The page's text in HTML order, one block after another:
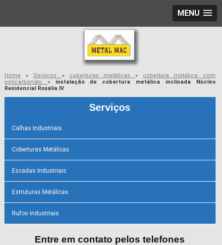
MENU
Home » Serviços » coberturas metálicas» cobertura metálica com
policarbonato »
instalação de cobertura metálica inclinada Núcleo
Residencial Rosália IV
Serviços
Calhas Industriais
Coberturas Metálicas
Escadas Industriais
Estruturas Metálicas
Rufos Industriais
Entre em contato pelos telefones